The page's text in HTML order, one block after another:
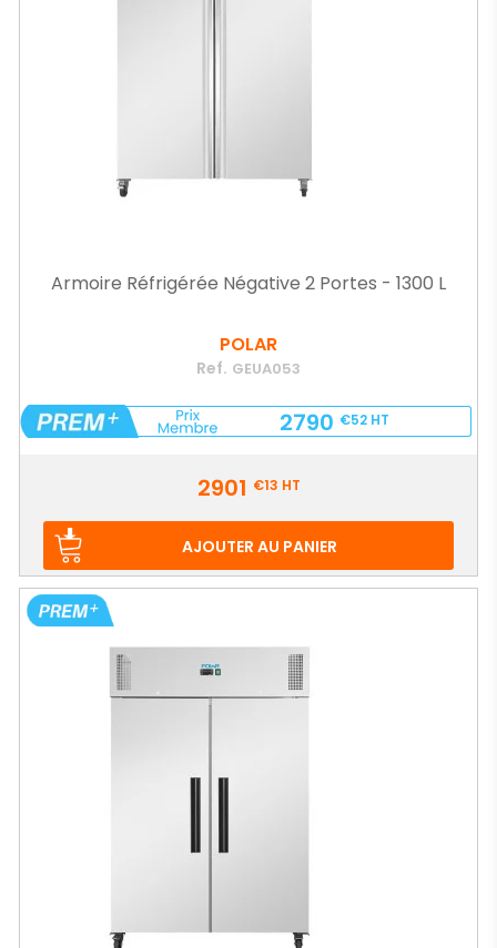
Armoire Réfrigérée Négative 2 Portes - 1300 L
POLAR
Ref. GEUA053
2790 €52HT
2901 €13 HT
AJOUTER AU PANIER